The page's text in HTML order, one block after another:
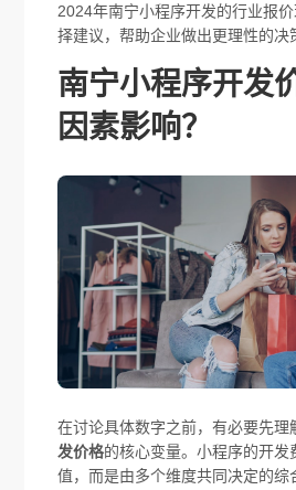
2024年南宁小程序开发的行业报
择建议，帮助企业做出更理性的决
南宁小程序开发
因素影响？
在讨论具体数字之前，有必要先理
发价格的核心变量。小程序的开发
值，而是由多个维度共同决定的综